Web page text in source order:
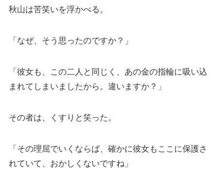
秋山は苦笑いを浮かべる。
「なぜ、そう思ったのですか？」
「彼女も、この二人と同じく、あの金の指輪に吸い込
まれてしまいましたから。違いますか？」
その者は、くすりと笑った。
「その理屈でいくならば、確かに彼女もここに保護さ
れていて、おかしくないですね」